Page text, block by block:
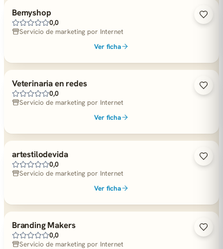
Bemyshop
0,0
Servicio de marketing por Internet
Ver ficha
Veterinaria en redes
0,0
Servicio de marketing por Internet
Ver ficha
artestilodevida
0,0
Servicio de marketing por Internet
Ver ficha
Branding Makers
0,0
Servicio de marketing por Internet